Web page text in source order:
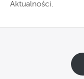
Aktualności.